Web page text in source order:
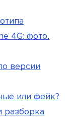
4G: фото,
версии
или фейк?
разборка